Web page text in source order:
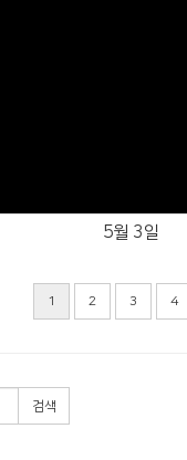
5월 3일
1 2 3 4
검색